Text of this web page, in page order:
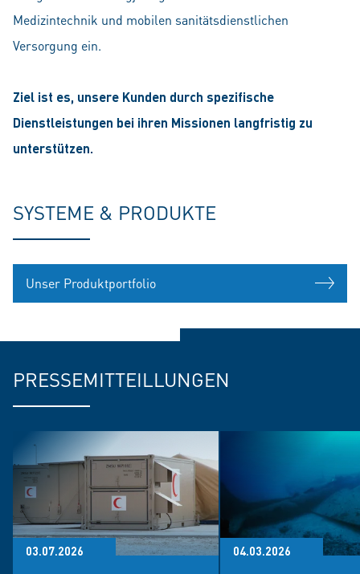
Medizintechnik und mobilen sanitätsdienstlichen
Versorgung ein.
Ziel ist es, unsere Kunden durch spezifische
Dienstleistungen bei ihren Missionen langfristig zu
unterstützen.
SYSTEME & PRODUKTE
Unser Produktportfolio
PRESSEMITTEILLUNGEN
03.07.2026 04.03.2026